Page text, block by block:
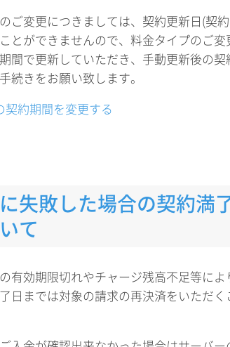
ご変更につきましては、契約更新日(契
とができませんので、料金タイプのご
間で更新していただき、手動更新後の
続きをお願い致します。
契約期間を変更する
失敗した場合の契約満
て
有効期限切れやチャージ残高不足等に
日までは対象の請求の再決済をいただ